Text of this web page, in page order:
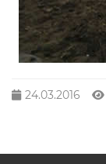
24.03.2016